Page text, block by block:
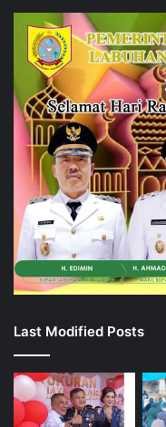
Last Modified Posts